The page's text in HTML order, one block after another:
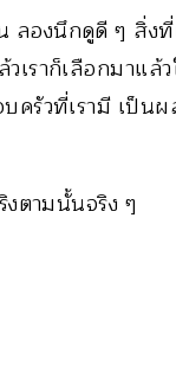
ลองนึกดูดี ๆ สิ่งที่
เราก็เลือกมาแล้
ครัวที่เรามี เป็นผ
ตามนั้นจริง ๆ